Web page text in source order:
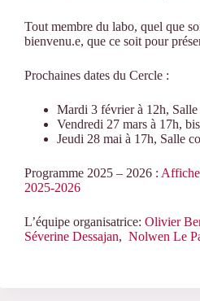
Tout membre du labo, quel que
bienvenu.e, que ce soit pour
Prochaines dates du Cercle :
Mardi 3 février à 12h, Salle
Vendredi 27 mars à 17h,
Jeudi 28 mai à 17h, Salle
Programme 2025 – 2026 :
2025-2026
L’équipe organisatrice: Olivier
Séverine Dessajan, Nolwen Le